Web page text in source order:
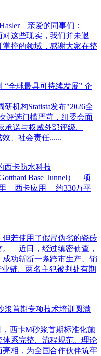
Hasler 亲爱的同事们：
这些现实，我们并未退
控的领域，感谢大家在整
“全球最具可持续发展” 企
机构Statista发布"2026全
评选门槛严苛，组委会面
承诺与权威外部评级、
、社会责任......
西卡防水科技
Base Tunnel） 项
西卡应用： 约330万平
若使用了假冒伪劣的瓷砖
。 近日，经过缜密侦查，
功斩断一条跨市生产、销
链。两名主犯被判处有期
浆首期专项技术培训圆满
西卡M砂浆首期标准化施
系完整、流程规范、理论
相，为全国合作伙伴筑牢